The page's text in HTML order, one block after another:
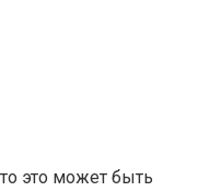
это может быть